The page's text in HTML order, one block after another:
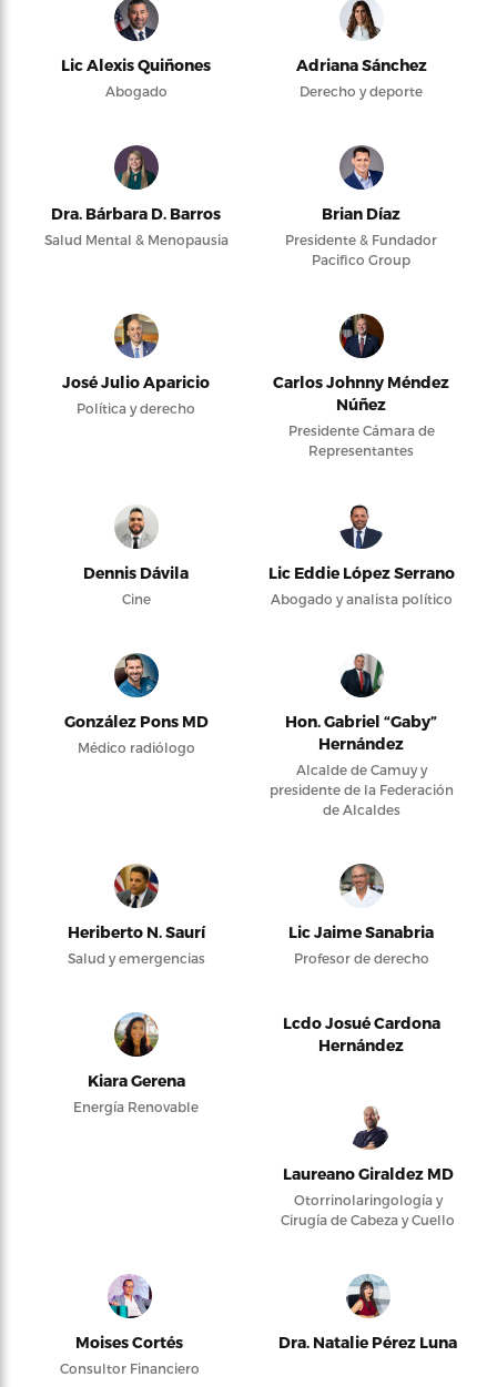
Lic Alexis Quiñones
Abogado
Adriana Sánchez
Derecho y deporte
Dra. Bárbara D. Barros
Salud Mental & Menopausia
Brian Díaz
Presidente & Fundador
Pacifico Group
José Julio Aparicio
Política y derecho
Carlos Johnny Méndez
Núñez
Presidente Cámara de
Representantes
Dennis Dávila
Cine
Lic Eddie López Serrano
Abogado y analista político
González Pons MD
Médico radiólogo
Hon. Gabriel “Gaby”
Hernández
Alcalde de Camuy y
presidente de la Federación
de Alcaldes
Heriberto N. Saurí
Salud y emergencias
Lic Jaime Sanabria
Profesor de derecho
Kiara Gerena
Energía Renovable
Lcdo Josué Cardona
Hernández
Laureano Giraldez MD
Otorrinolaringología y
Cirugía de Cabeza y Cuello
Moises Cortés
Consultor Financiero
Dra. Natalie Pérez Luna